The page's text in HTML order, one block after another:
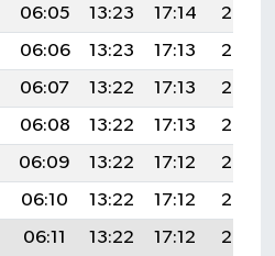
06:05 13:23 17:14
20:30
06:06 13:23 17:13
20:29
06:07 13:22 17:13
20:28
06:08 13:22 17:13
20:27
06:09 13:22 17:12
20:26
06:10 13:22 17:12
20:24
06:11 13:22 17:12
20:23